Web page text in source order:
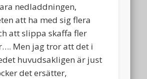
nedladdningen,
att ha med sig flera
att slippa skaffa fler
Men jag tror att det i
huvudsakligen är just
det ersätter,